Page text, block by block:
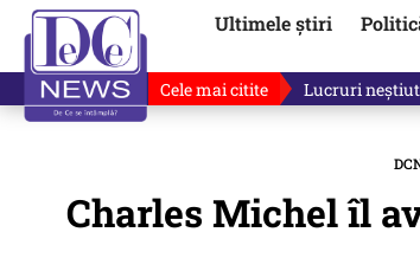
Ultimele știri
Cele mai citite Lucruri
Charles Michel îl